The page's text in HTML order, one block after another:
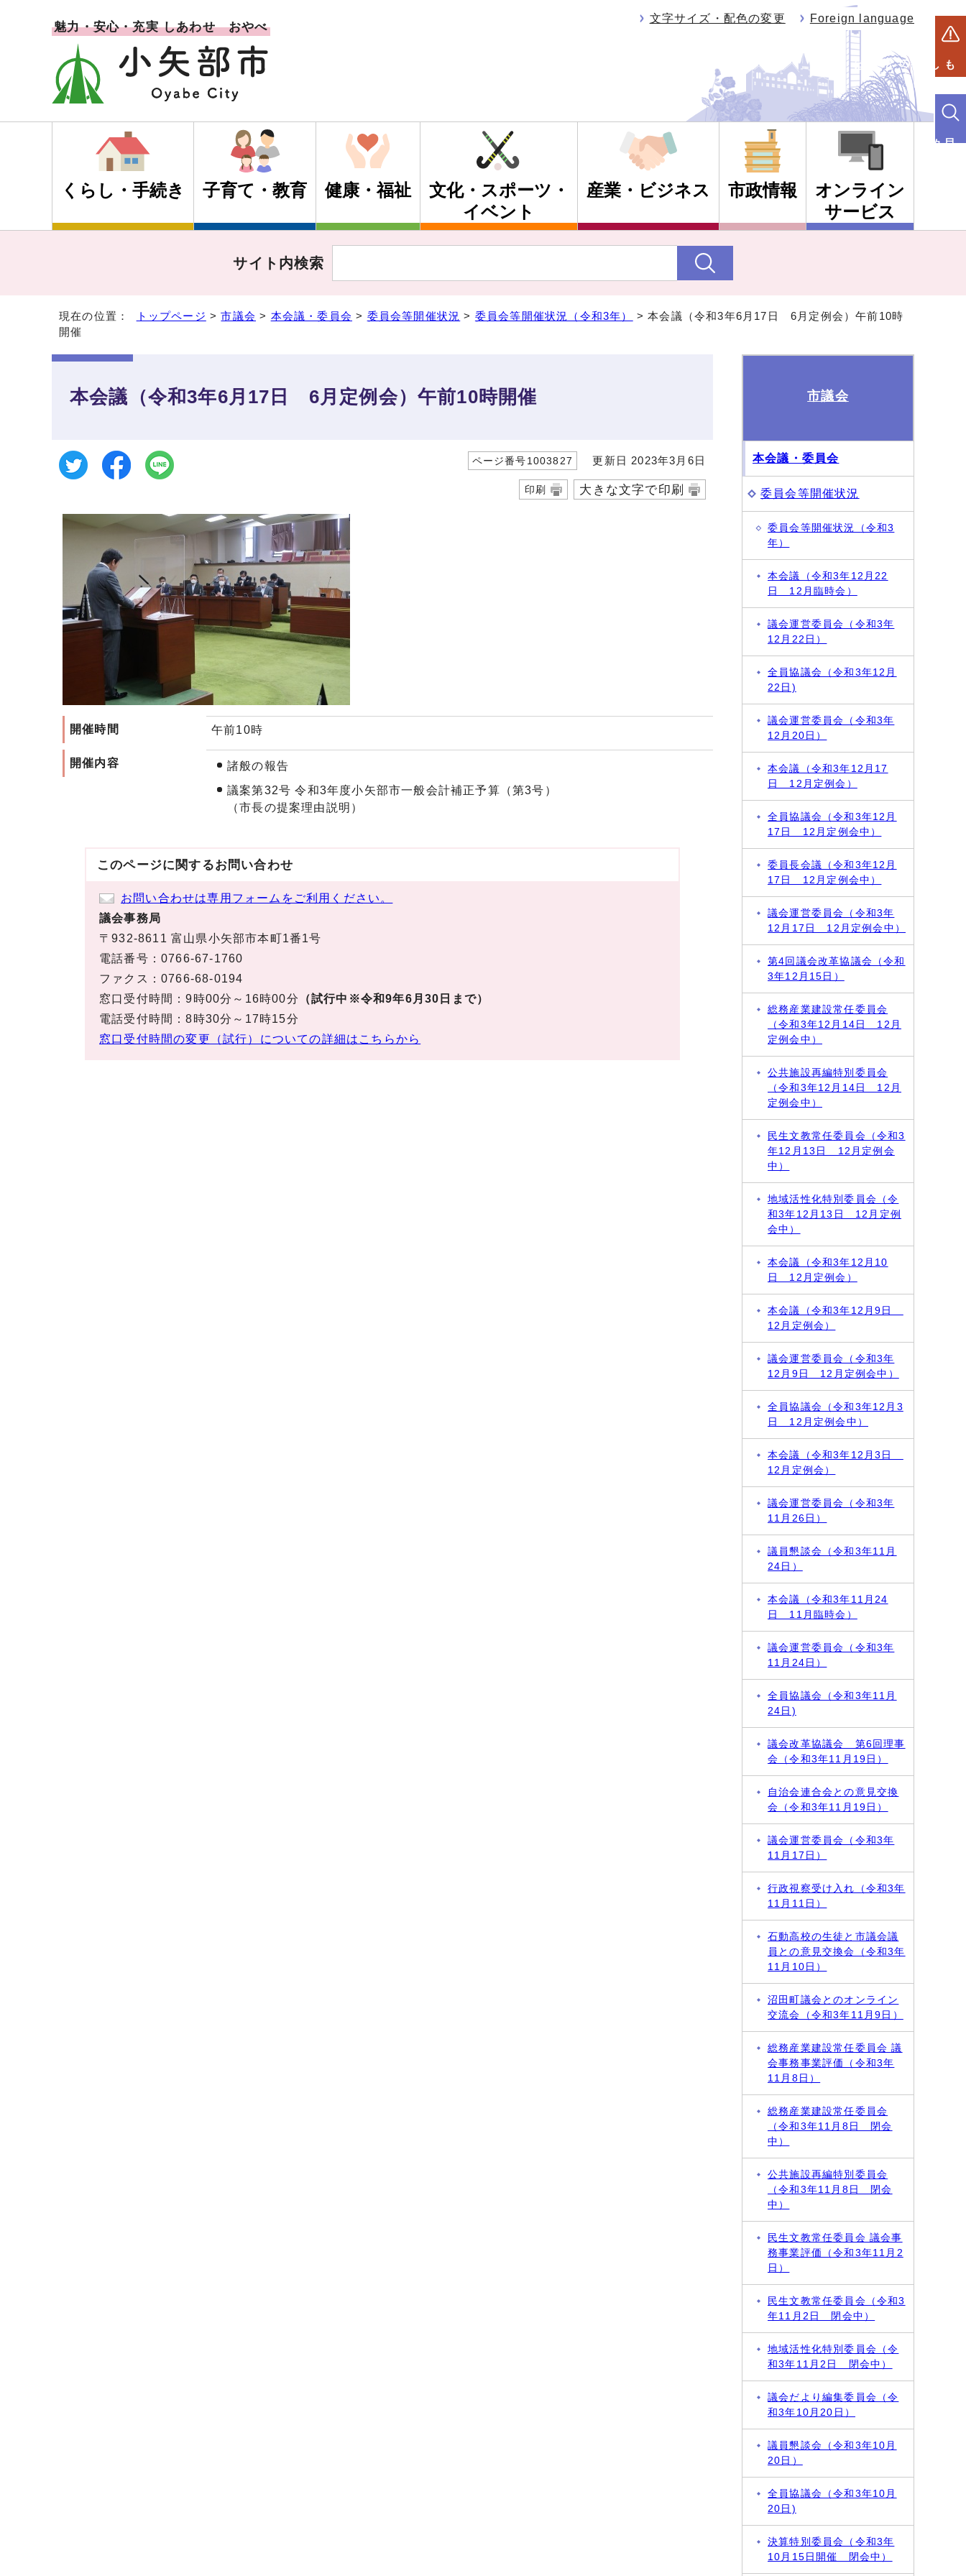
魅力・安心・充実 しあわせ おやべ
文字サイズ・配色の変更 Foreign language
もしものときは
くらし・手続き 子育て・教育 健康・福祉
文化・スポーツ・
イベント
産業・ビジネス 市政情報
オンライン
サービス
サイト内検索
現在の位置： トップページ >市議会 > 本会議・委員会 > 委員会等開催状況 > 委員会等開催状況（令和3年）
> 本会議（令和3年6月17日 6月定例会）午前10時
開催
本会議（令和3年6月17日 6月定例会）午前10時開催
ページ番号1003827 更新日 2023年3月6日
印刷 大きな文字で印刷
開催時間 午前10時
開催内容
諸般の報告
議案第32号 令和3年度小矢部市一般会計補正予算（第3号）
（市長の提案理由説明）
このページに関するお問い合わせ
お問い合わせは専用フォームをご利用ください。
議会事務局
〒932-8611 富山県小矢部市本町1番1号
電話番号：0766-67-1760
ファクス：0766-68-0194
窓口受付時間：9時00分～16時00分
（試行中※令和9年6月30日まで）
電話受付時間：8時30分～17時15分
窓口受付時間の変更（試行）についての詳細はこちらから
市議会
本会議・委員会
委員会等開催状況
委員会等開催状況（令和3
年）
本会議（令和3年12月22
日 12月臨時会）
議会運営委員会（令和3年
12月22日）
全員協議会（令和3年12月
22日)
議会運営委員会（令和3年
12月20日）
本会議（令和3年12月17
日 12月定例会）
全員協議会（令和3年12月
17日 12月定例会中）
委員長会議（令和3年12月
17日 12月定例会中）
議会運営委員会（令和3年
12月17日 12月定例会中）
第4回議会改革協議会（令和
3年12月15日）
総務産業建設常任委員会
（令和3年12月14日 12月
定例会中）
公共施設再編特別委員会
（令和3年12月14日 12月
定例会中）
民生文教常任委員会（令和3
年12月13日 12月定例会
中）
地域活性化特別委員会（令
和3年12月13日 12月定例
会中）
本会議（令和3年12月10
日 12月定例会）
本会議（令和3年12月9日
12月定例会）
議会運営委員会（令和3年
12月9日 12月定例会中）
全員協議会（令和3年12月3
日 12月定例会中）
本会議（令和3年12月3日
12月定例会）
議会運営委員会（令和3年
11月26日）
議員懇談会（令和3年11月
24日）
本会議（令和3年11月24
日 11月臨時会）
議会運営委員会（令和3年
11月24日）
全員協議会（令和3年11月
24日)
議会改革協議会 第6回理事
会（令和3年11月19日）
自治会連合会との意見交換
会（令和3年11月19日）
議会運営委員会（令和3年
11月17日）
行政視察受け入れ（令和3年
11月11日）
石動高校の生徒と市議会議
員との意見交換会（令和3年
11月10日）
沼田町議会とのオンライン
交流会（令和3年11月9日）
総務産業建設常任委員会 議
会事務事業評価（令和3年
11月8日）
総務産業建設常任委員会
（令和3年11月8日 閉会
中）
公共施設再編特別委員会
（令和3年11月8日 閉会
中）
民生文教常任委員会 議会事
務事業評価（令和3年11月2
日）
民生文教常任委員会（令和3
年11月2日 閉会中）
地域活性化特別委員会（令
和3年11月2日 閉会中）
議会だより編集委員会（令
和3年10月20日）
議員懇談会（令和3年10月
20日）
全員協議会（令和3年10月
20日)
決算特別委員会（令和3年
10月15日開催 閉会中）